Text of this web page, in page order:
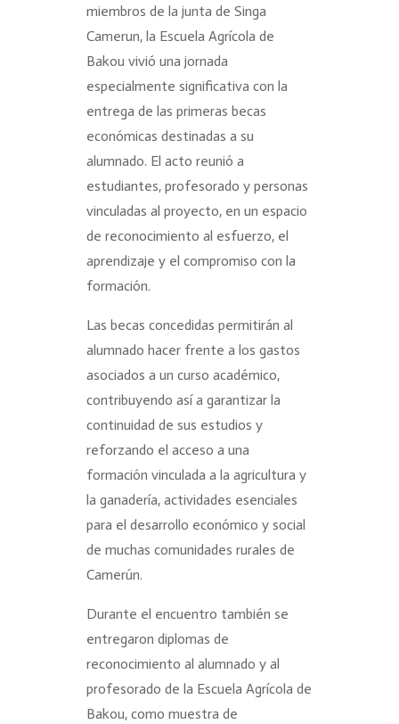
miembros de la junta de Singa
Camerun, la Escuela Agrícola de
Bakou vivió una jornada
especialmente significativa con la
entrega de las primeras becas
económicas destinadas a su
alumnado. El acto reunió a
estudiantes, profesorado y personas
vinculadas al proyecto, en un espacio
de reconocimiento al esfuerzo, el
aprendizaje y el compromiso con la
formación.
Las becas concedidas permitirán al
alumnado hacer frente a los gastos
asociados a un curso académico,
contribuyendo así a garantizar la
continuidad de sus estudios y
reforzando el acceso a una
formación vinculada a la agricultura y
la ganadería, actividades esenciales
para el desarrollo económico y social
de muchas comunidades rurales de
Camerún.
Durante el encuentro también se
entregaron diplomas de
reconocimiento al alumnado y al
profesorado de la Escuela Agrícola de
Bakou, como muestra de